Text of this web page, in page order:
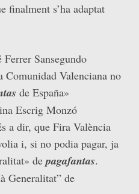
finalment s’ha adaptat
Sansegundo
Comunidad Valenciana no
de España»
Escrig Monzó
a dir, que Fira València
i, si no podia pagar, ja
depagafantas.
Generalitat” de